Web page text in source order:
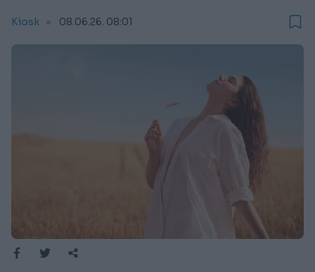
Kiosk 08.06.26. 08:01